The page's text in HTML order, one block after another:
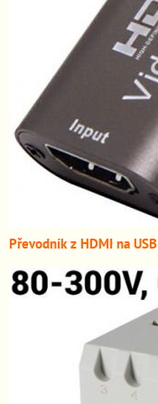
Převodník z HDMI na USB